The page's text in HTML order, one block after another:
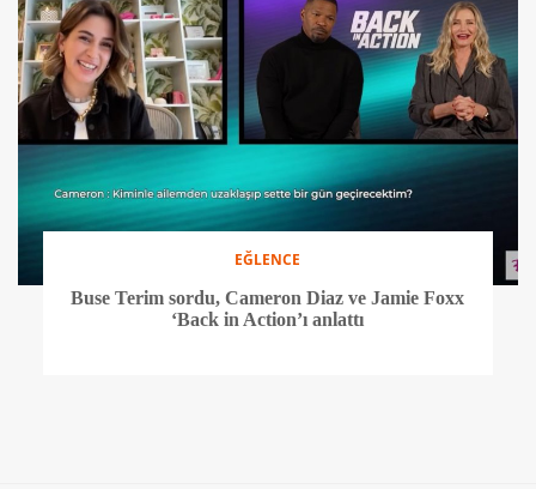
EĞLENCE
Buse Terim sordu, Cameron Diaz ve Jamie Foxx
‘Back in Action’ı anlattı